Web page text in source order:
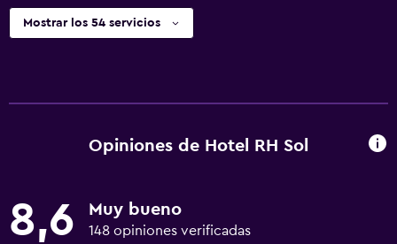
Mostrar los 54 servicios
Opiniones de Hotel RH Sol
8,6 Muy bueno
148 opiniones verificadas